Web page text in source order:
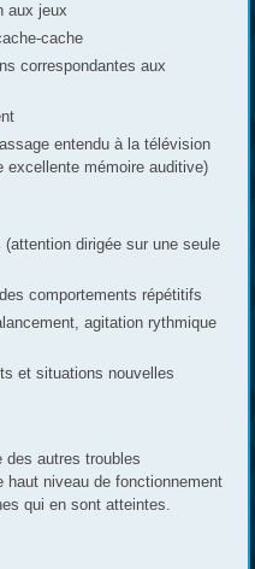
aux jeux
cache
correspondantes aux
entendu à la télévision
excellente mémoire auditive)
dirigée sur une seule
comportements répétitifs
agitation rythmique
et situations nouvelles
des autres troubles
haut niveau de fonctionnement
qui en sont atteintes.